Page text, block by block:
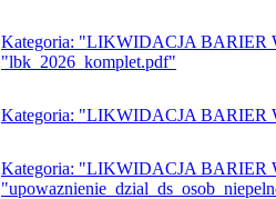
Kategoria: "LIKWIDACJA BARIER
"lbk_2026_komplet.pdf"
Kategoria: "LIKWIDACJA BARIER
Kategoria: "LIKWIDACJA BARIER